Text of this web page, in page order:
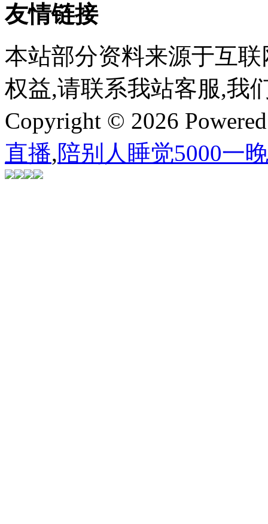
友情链接
本站部分资料来源于互
权益,请联系我站客服,我
Copyright © 2026
直播,陪别人睡觉5000一